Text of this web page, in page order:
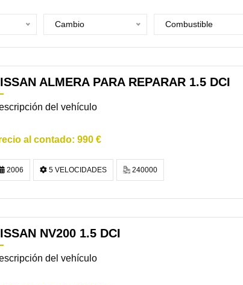
Cambio Combustible
ALMERA PARA REPARAR 1.5 DCI
del vehículo
990 €
2006 5 VELOCIDADES 240000
NV200 1.5 DCI
del vehículo